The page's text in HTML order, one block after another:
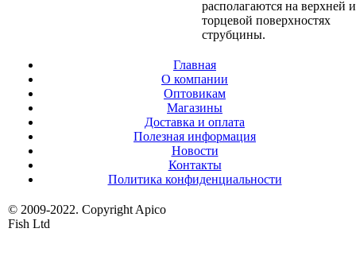
располагаются на верхней и
торцевой поверхностях
струбцины.
Главная
О компании
Оптовикам
Магазины
Доставка и оплата
Полезная информация
Новости
Контакты
Политика конфиденциальности
© 2009-2022. Copyright Apico
Fish Ltd